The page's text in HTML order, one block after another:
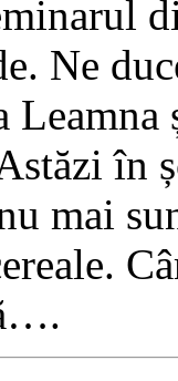
Ne
în
mai